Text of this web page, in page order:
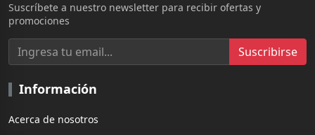
Suscríbete a nuestro newsletter para recibir ofertas y
promociones
Suscribirse
Información
Acerca de nosotros